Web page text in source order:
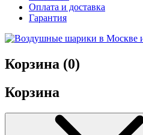
Оплата и доставка
Гарантия
Корзина (0)
Корзина